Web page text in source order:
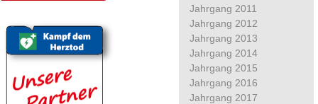
Jahrgang 2011
Jahrgang 2012
Jahrgang 2013
Jahrgang 2014
Jahrgang 2015
Jahrgang 2016
Jahrgang 2017